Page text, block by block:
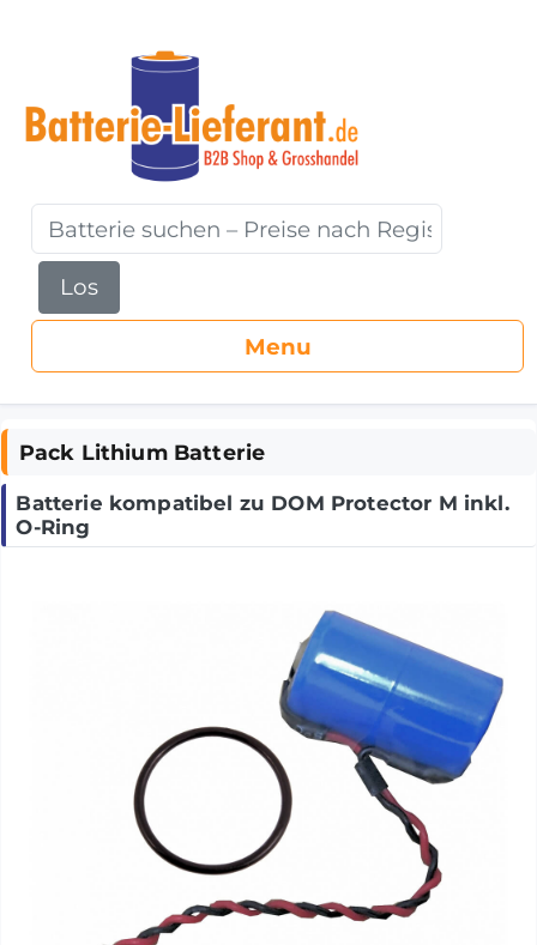
Los
Pack Lithium Batterie
Batterie kompatibel zu DOM Protector M inkl.
O-Ring